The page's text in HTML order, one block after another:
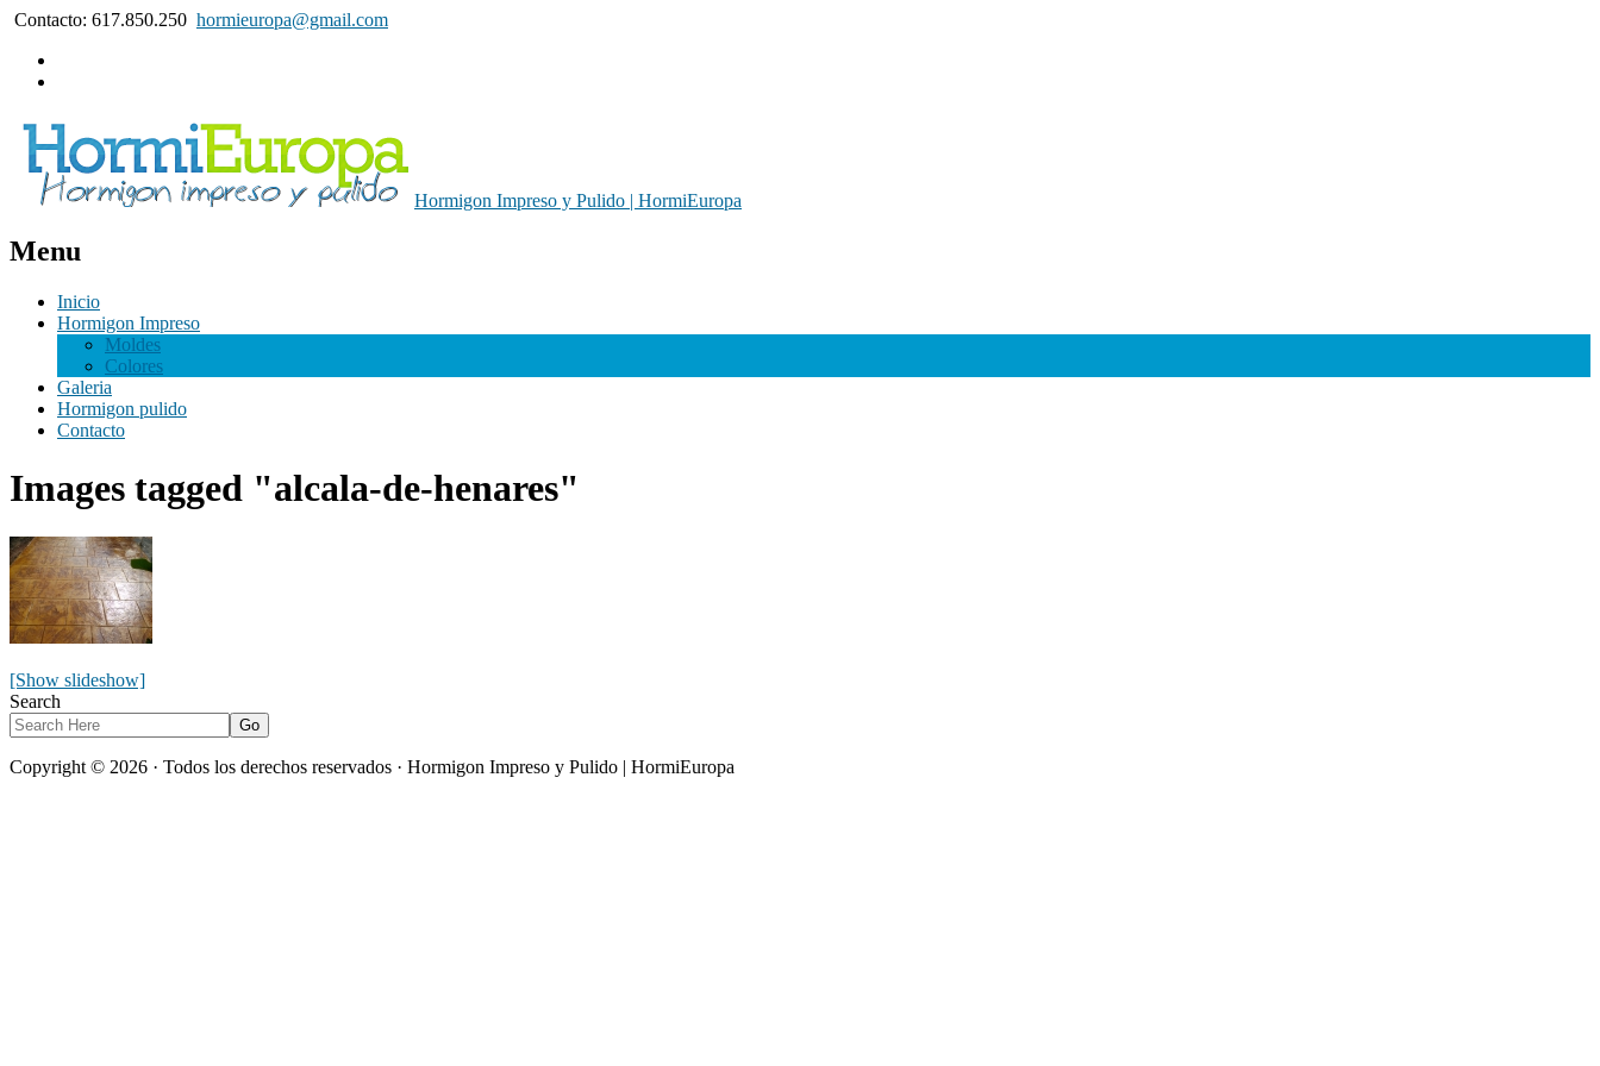
Contacto: 617.850.250 hormieuropa@gmail.com
Hormigon Impreso y Pulido | HormiEuropa
Menu
Inicio
Hormigon Impreso
Moldes
Colores
Galeria
Hormigon pulido
Contacto
Images tagged "alcala-de-henares"
[Show slideshow]
Search
Copyright © 2026 · Todos los derechos reservados · Hormigon Impreso y Pulido | HormiEuropa